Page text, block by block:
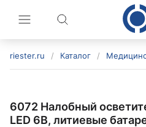
riester.ru / Каталог /
6072 Налобный
LED 6В, литиевые